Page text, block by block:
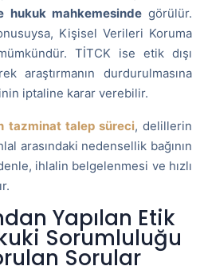
hukuk mahkemesindegörülür.
Kişisel Verileri Koruma
TİTCK ise etik dışı
araştırmanın durdurulmasına
iptaline karar verebilir.
tazminat talep süreci, delillerin
arasındaki nedensellik bağının
ihlalin belgelenmesi ve hızlı
Yapılan Etik
Sorumluluğu
Sorular